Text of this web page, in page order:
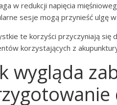
w redukcji napięcia
sesje mogą przynieść ulgę
te korzyści przyczyniają się
korzystających z
wygląda